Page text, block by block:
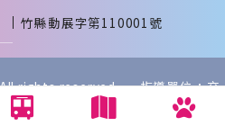
竹縣動展字第110001號
rights reserved. 指導單位：交
部觀光署